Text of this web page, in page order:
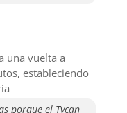
una vuelta a
estableciendo
porque el Tycan